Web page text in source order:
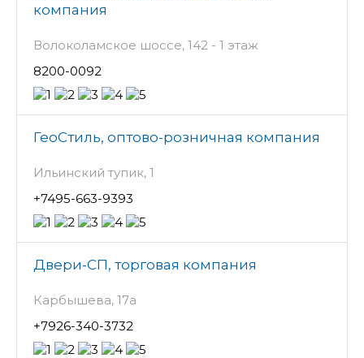
компания
Волоколамское шоссе, 142 - 1 этаж
8200-0092
ГеоСтиль, оптово-розничная компания
Ильинский тупик, 1
+7495-663-9393
Двери-СП, торговая компания
Карбышева, 17а
+7926-340-3732